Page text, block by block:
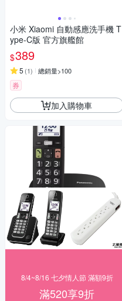
小米 Xiaomi 自動感應洗手機 T
ype-C版 官方旗艦館
$389
5 (1) 總銷量>100
券
加入購物車
8/4~8/16 七夕情人節 滿額9折
滿520享9折